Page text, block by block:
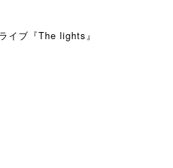
イブ『The lights』